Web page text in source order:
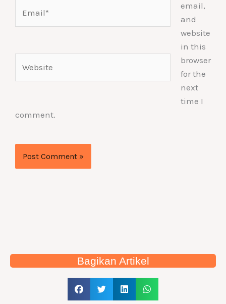
email,
and
website
in this
browser
for the
next
time I
comment.
Bagikan Artikel